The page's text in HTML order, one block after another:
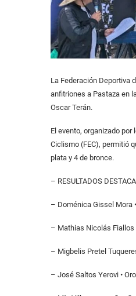
La Federación Deportiva
anfitriones a Pastaza en
Oscar Terán.
El evento, organizado
Ciclismo (FEC), permitió
plata y 4 de bronce.
– RESULTADOS
– Doménica Gissel Mora
– Mathias Nicolás Fiallos
– Migbelis Pretel
– José Saltos Yerovi •